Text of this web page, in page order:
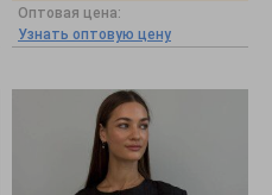
Оптовая цена:
Узнать оптовую цену